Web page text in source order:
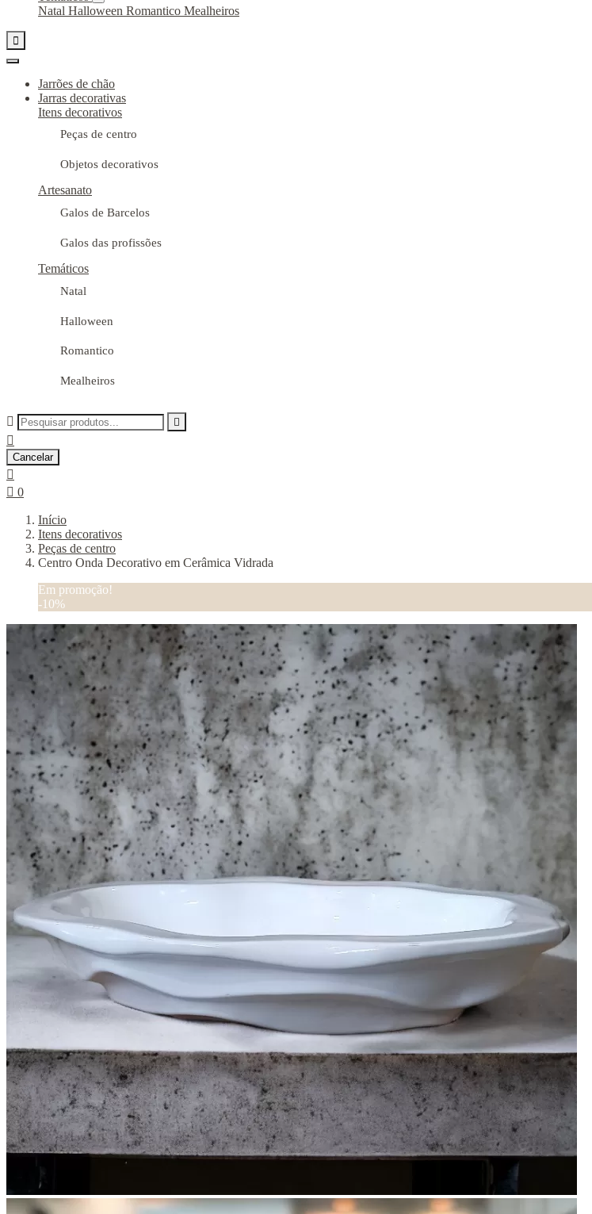
Natal Halloween Romantico Mealheiros

Jarrões de chão
Jarras decorativas
Itens decorativos
Peças de centro
Objetos decorativos
Artesanato
Galos de Barcelos
Galos das profissões
Temáticos
Natal
Halloween
Romantico
Mealheiros
 

Cancelar

 0
Início
Itens decorativos
Peças de centro
Centro Onda Decorativo em Cerâmica Vidrada
Em promoção!
-10%